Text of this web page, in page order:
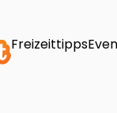
Freizeittipps